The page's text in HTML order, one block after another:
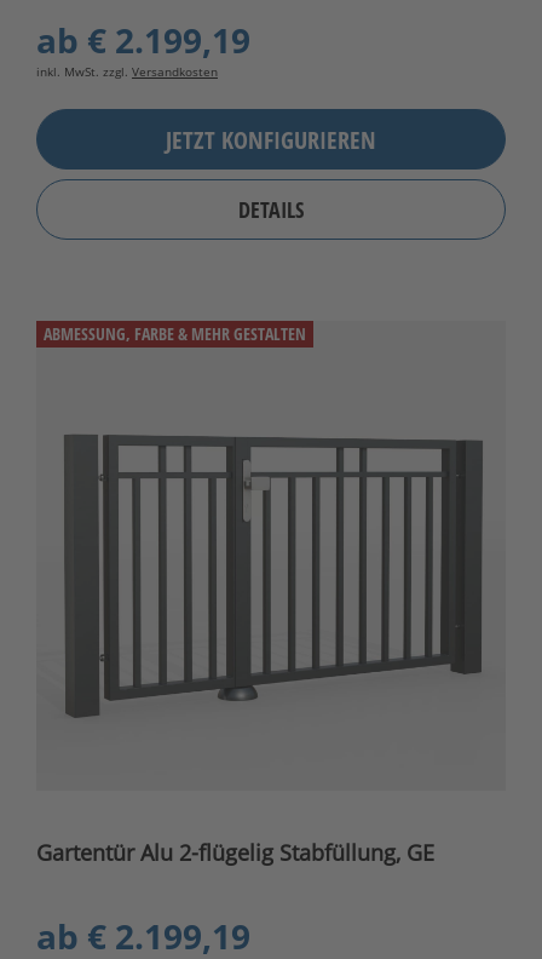
ab € 2.199,19
inkl. MwSt. zzgl. Versandkosten
JETZT KONFIGURIEREN
DETAILS
ABMESSUNG, FARBE & MEHR GESTALTEN
Gartentür Alu 2-flügelig Stabfüllung, GE
ab € 2.199,19